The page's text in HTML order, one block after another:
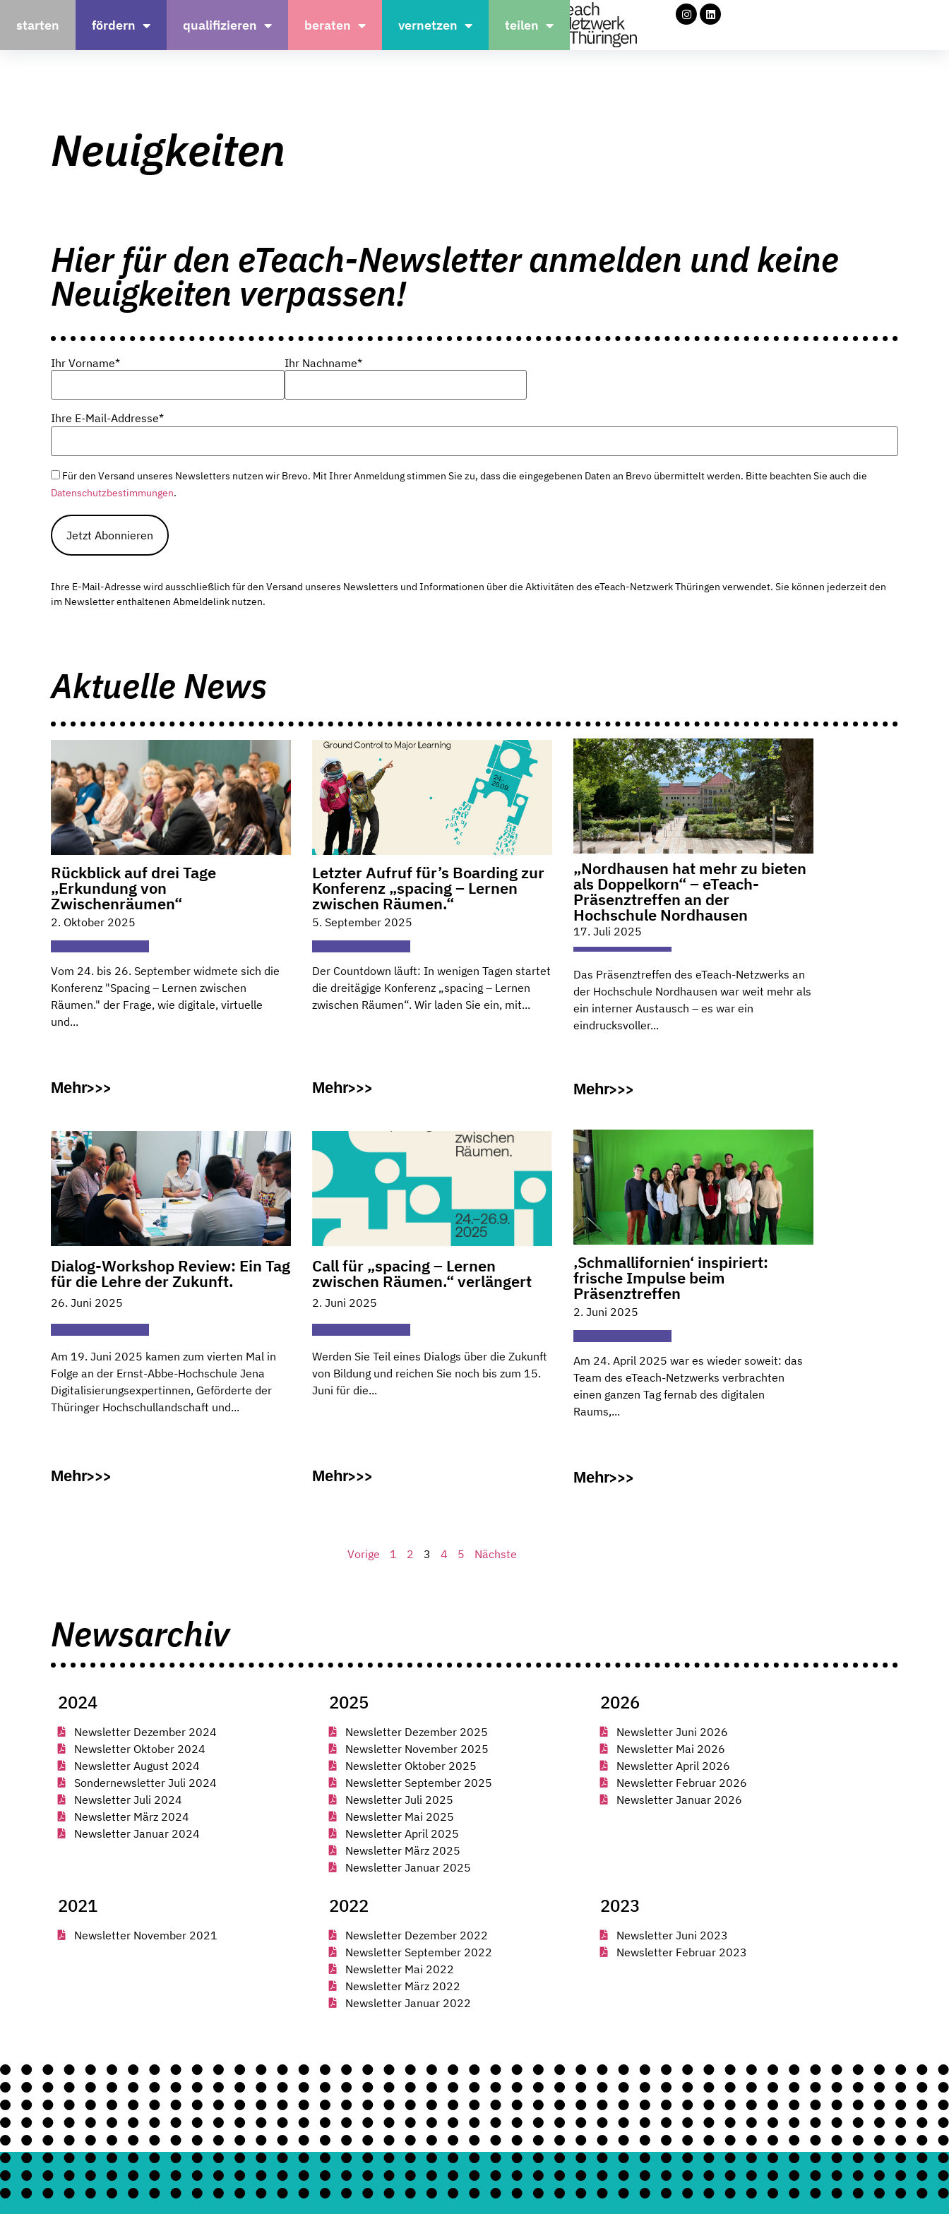
starten fördern qualifizieren beraten vernetzen teilen
Neuigkeiten
Hier für den eTeach-Newsletter anmelden und keine
Neuigkeiten verpassen!
Ihr Vorname* Ihr Nachname*
Ihre E-Mail-Addresse*
Für den Versand unseres Newsletters nutzen wir Brevo. Mit Ihrer Anmeldung stimmen Sie zu, dass die eingegebenen Daten an Brevo übermittelt werden. Bitte beachten Sie auch die
Datenschutzbestimmungen.
Ihre E-Mail-Adresse wird ausschließlich für den Versand unseres Newsletters und Informationen über die Aktivitäten des eTeach-Netzwerk Thüringen verwendet. Sie können jederzeit den
im Newsletter enthaltenen Abmeldelink nutzen.
Aktuelle News
Rückblick auf drei Tage
„Erkundung von
Zwischenräumen“
2. Oktober 2025
Vom 24. bis 26. September widmete sich die
Konferenz "Spacing – Lernen zwischen
Räumen." der Frage, wie digitale, virtuelle
und...
Mehr
Letzter Aufruf für’s Boarding zur
Konferenz „spacing – Lernen
zwischen Räumen.“
5. September 2025
Der Countdown läuft: In wenigen Tagen startet
die dreitägige Konferenz „spacing – Lernen
zwischen Räumen“. Wir laden Sie ein, mit...
Mehr
„Nordhausen hat mehr zu bieten
als Doppelkorn“ – eTeach-
Präsenztreffen an der
Hochschule Nordhausen
17. Juli 2025
Das Präsenztreffen des eTeach-Netzwerks an
der Hochschule Nordhausen war weit mehr als
ein interner Austausch – es war ein
eindrucksvoller...
Mehr
Dialog-Workshop Review: Ein Tag
für die Lehre der Zukunft.
26. Juni 2025
Am 19. Juni 2025 kamen zum vierten Mal in
Folge an der Ernst-Abbe-Hochschule Jena
Digitalisierungsexpertinnen, Geförderte der
Thüringer Hochschullandschaft und...
Mehr
Call für „spacing – Lernen
zwischen Räumen.“ verlängert
2. Juni 2025
Werden Sie Teil eines Dialogs über die Zukunft
von Bildung und reichen Sie noch bis zum 15.
Juni für die...
Mehr
‚Schmallifornien‘ inspiriert:
frische Impulse beim
Präsenztreffen
2. Juni 2025
Am 24. April 2025 war es wieder soweit: das
Team des eTeach-Netzwerks verbrachten
einen ganzen Tag fernab des digitalen
Raums,...
Mehr
Vorige 1 2 3 4 5 Nächste
Newsarchiv
2024
Newsletter Dezember 2024
Newsletter Oktober 2024
Newsletter August 2024
Sondernewsletter Juli 2024
Newsletter Juli 2024
Newsletter März 2024
Newsletter Januar 2024
2025
Newsletter Dezember 2025
Newsletter November 2025
Newsletter Oktober 2025
Newsletter September 2025
Newsletter Juli 2025
Newsletter Mai 2025
Newsletter April 2025
Newsletter März 2025
Newsletter Januar 2025
2026
Newsletter Juni 2026
Newsletter Mai 2026
Newsletter April 2026
Newsletter Februar 2026
Newsletter Januar 2026
2021
Newsletter November 2021
2022
Newsletter Dezember 2022
Newsletter September 2022
Newsletter Mai 2022
Newsletter März 2022
Newsletter Januar 2022
2023
Newsletter Juni 2023
Newsletter Februar 2023